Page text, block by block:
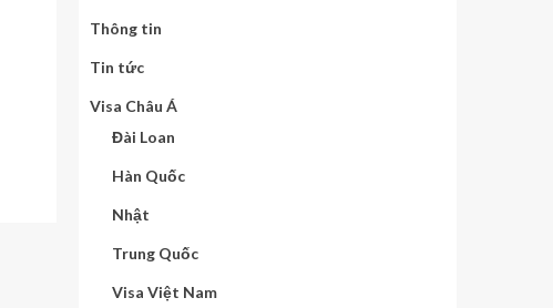
Thông tin
Tin tức
Visa Châu Á
Đài Loan
Hàn Quốc
Nhật
Trung Quốc
Visa Việt Nam